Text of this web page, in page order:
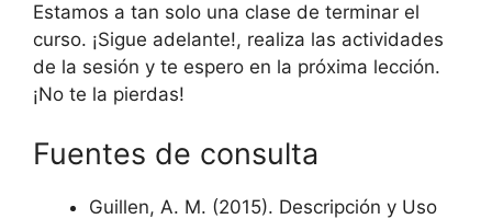
Estamos a tan solo una clase de terminar el
curso. ¡Sigue adelante!, realiza las actividades
de la sesión y te espero en la próxima lección.
¡No te la pierdas!
Fuentes de consulta
Guillen, A. M. (2015). Descripción y Uso